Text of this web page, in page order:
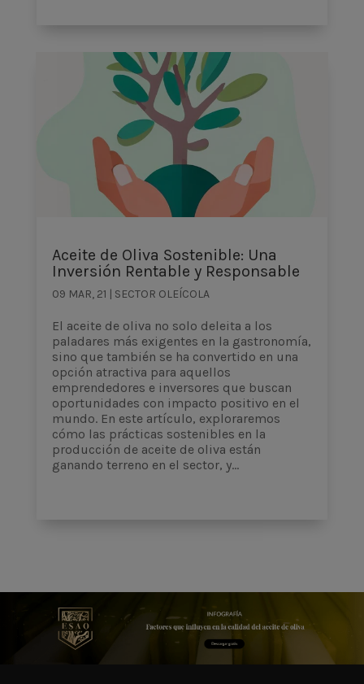
Aceite de Oliva Sostenible: Una
Inversión Rentable y Responsable
09 MAR, 21 | SECTOR OLEÍCOLA
El aceite de oliva no solo deleita a los
paladares más exigentes en la gastronomía,
sino que también se ha convertido en una
opción atractiva para aquellos
emprendedores e inversores que buscan
oportunidades con impacto positivo en el
mundo. En este artículo, exploraremos
cómo las prácticas sostenibles en la
producción de aceite de oliva están
ganando terreno en el sector, y...